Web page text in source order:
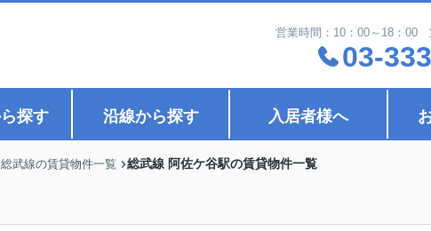
営業時間：10：00～18：00
03-
探す 沿線から探す 入居者様へ
総武線の賃貸物件一覧 総武線 阿佐ケ谷駅の賃貸物件一覧